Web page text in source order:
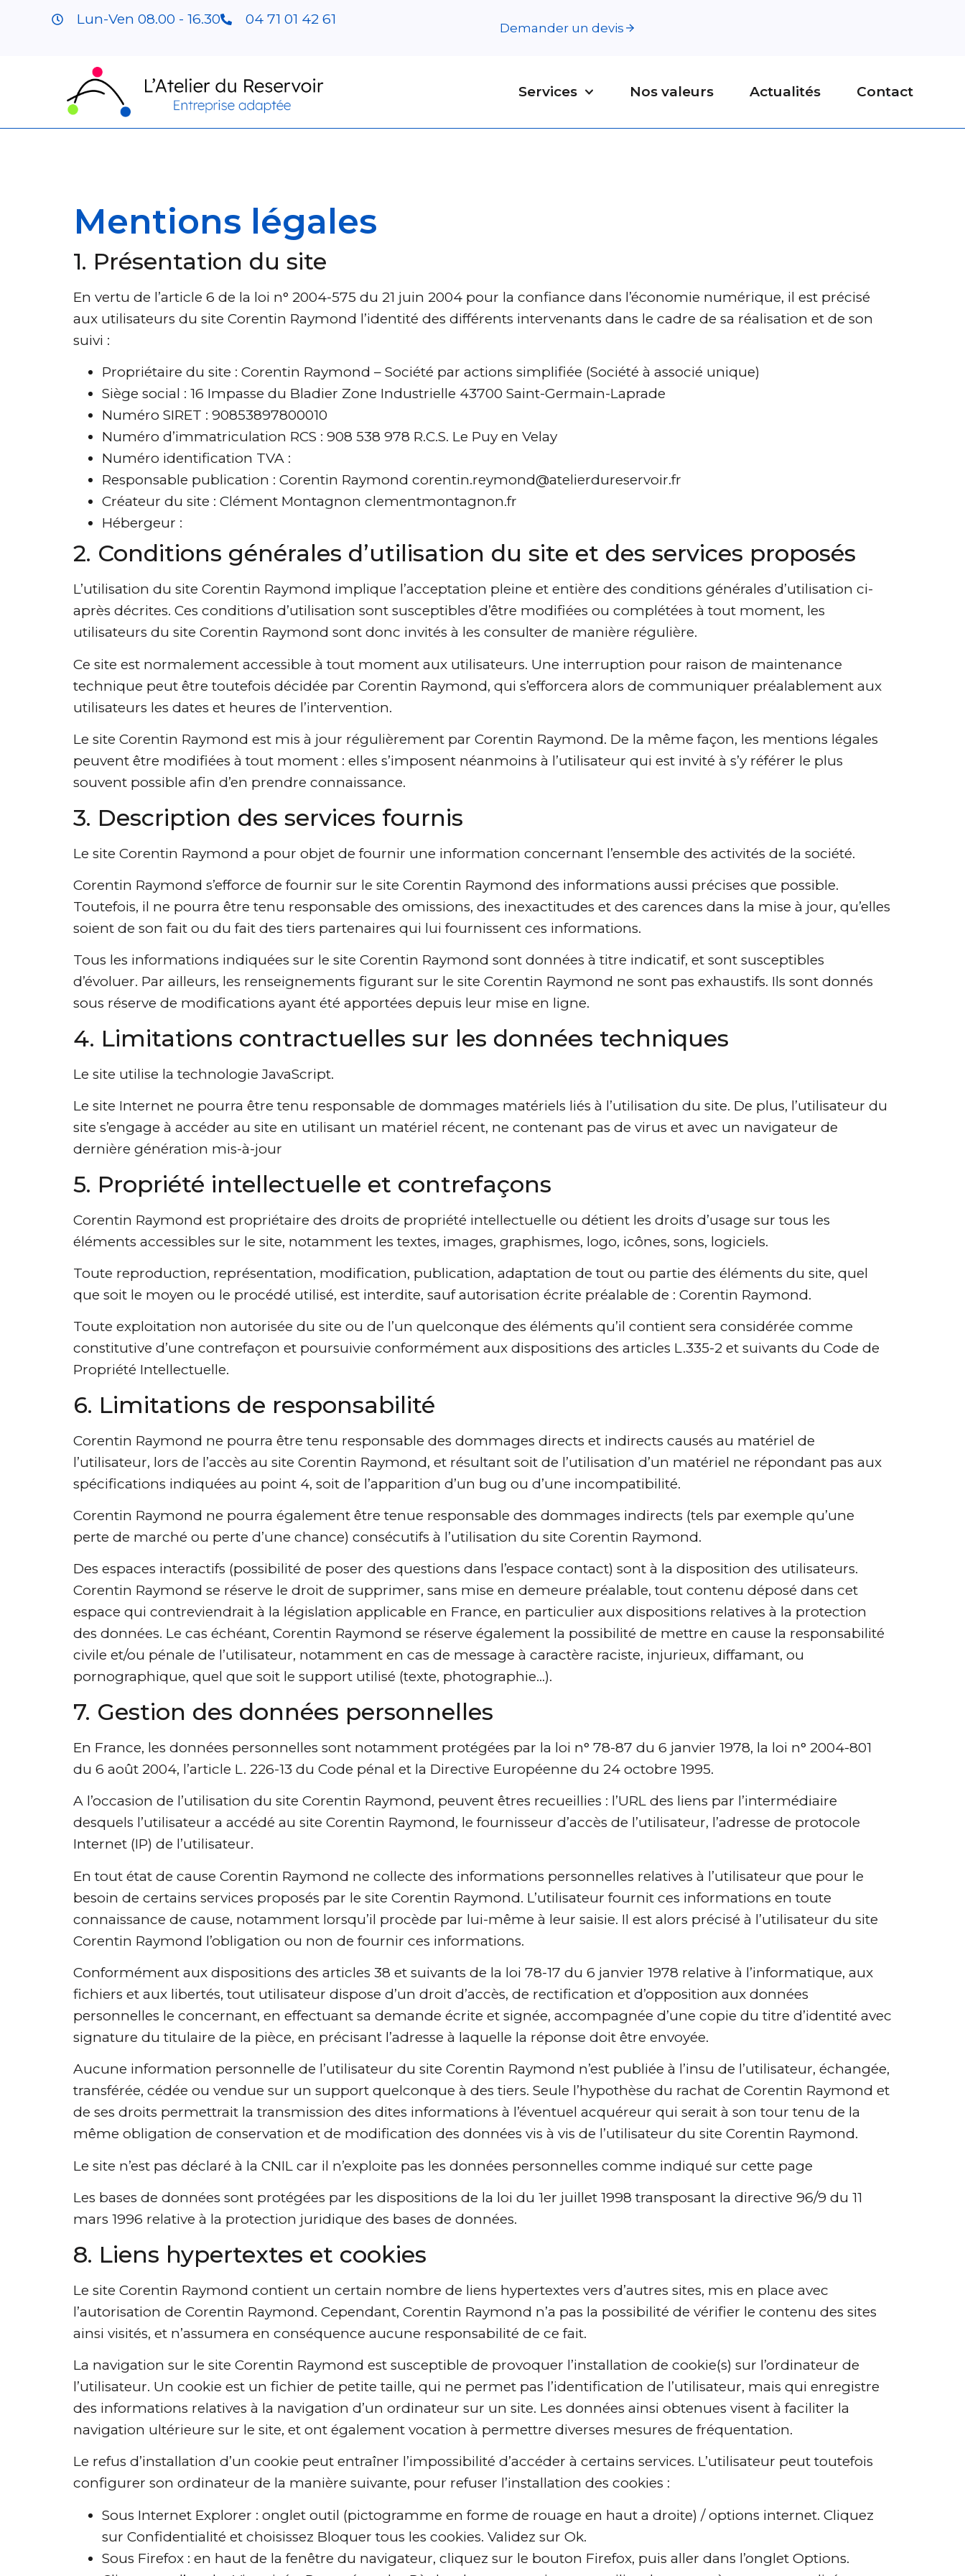
Lun-Ven 08.00 - 16.30 04 71 01 42 61
Demander un devis
Services Nos valeurs Actualités Contact
Mentions légales
1. Présentation du site
En vertu de l’article 6 de la loi n° 2004-575 du 21 juin 2004 pour la confiance dans l’économie numérique, il est précisé
aux utilisateurs du site Corentin Raymond l’identité des différents intervenants dans le cadre de sa réalisation et de son
suivi :
Propriétaire du site : Corentin Raymond – Société par actions simplifiée (Société à associé unique)
Siège social : 16 Impasse du Bladier Zone Industrielle 43700 Saint-Germain-Laprade
Numéro SIRET : 90853897800010
Numéro d’immatriculation RCS : 908 538 978 R.C.S. Le Puy en Velay
Numéro identification TVA :
Responsable publication : Corentin Raymond corentin.reymond@atelierdureservoir.fr
Créateur du site : Clément Montagnon clementmontagnon.fr
Hébergeur :
2. Conditions générales d’utilisation du site et des services proposés
L’utilisation du site Corentin Raymond implique l’acceptation pleine et entière des conditions générales d’utilisation ci-
après décrites. Ces conditions d’utilisation sont susceptibles d’être modifiées ou complétées à tout moment, les
utilisateurs du site Corentin Raymond sont donc invités à les consulter de manière régulière.
Ce site est normalement accessible à tout moment aux utilisateurs. Une interruption pour raison de maintenance
technique peut être toutefois décidée par Corentin Raymond, qui s’efforcera alors de communiquer préalablement aux
utilisateurs les dates et heures de l’intervention.
Le site Corentin Raymond est mis à jour régulièrement par Corentin Raymond. De la même façon, les mentions légales
peuvent être modifiées à tout moment : elles s’imposent néanmoins à l’utilisateur qui est invité à s’y référer le plus
souvent possible afin d’en prendre connaissance.
3. Description des services fournis
Le site Corentin Raymond a pour objet de fournir une information concernant l’ensemble des activités de la société.
Corentin Raymond s’efforce de fournir sur le site Corentin Raymond des informations aussi précises que possible.
Toutefois, il ne pourra être tenu responsable des omissions, des inexactitudes et des carences dans la mise à jour, qu’elles
soient de son fait ou du fait des tiers partenaires qui lui fournissent ces informations.
Tous les informations indiquées sur le site Corentin Raymond sont données à titre indicatif, et sont susceptibles
d’évoluer. Par ailleurs, les renseignements figurant sur le site Corentin Raymond ne sont pas exhaustifs. Ils sont donnés
sous réserve de modifications ayant été apportées depuis leur mise en ligne.
4. Limitations contractuelles sur les données techniques
Le site utilise la technologie JavaScript.
Le site Internet ne pourra être tenu responsable de dommages matériels liés à l’utilisation du site. De plus, l’utilisateur du
site s’engage à accéder au site en utilisant un matériel récent, ne contenant pas de virus et avec un navigateur de
dernière génération mis-à-jour
5. Propriété intellectuelle et contrefaçons
Corentin Raymond est propriétaire des droits de propriété intellectuelle ou détient les droits d’usage sur tous les
éléments accessibles sur le site, notamment les textes, images, graphismes, logo, icônes, sons, logiciels.
Toute reproduction, représentation, modification, publication, adaptation de tout ou partie des éléments du site, quel
que soit le moyen ou le procédé utilisé, est interdite, sauf autorisation écrite préalable de : Corentin Raymond.
Toute exploitation non autorisée du site ou de l’un quelconque des éléments qu’il contient sera considérée comme
constitutive d’une contrefaçon et poursuivie conformément aux dispositions des articles L.335-2 et suivants du Code de
Propriété Intellectuelle.
6. Limitations de responsabilité
Corentin Raymond ne pourra être tenu responsable des dommages directs et indirects causés au matériel de
l’utilisateur, lors de l’accès au site Corentin Raymond, et résultant soit de l’utilisation d’un matériel ne répondant pas aux
spécifications indiquées au point 4, soit de l’apparition d’un bug ou d’une incompatibilité.
Corentin Raymond ne pourra également être tenue responsable des dommages indirects (tels par exemple qu’une
perte de marché ou perte d’une chance) consécutifs à l’utilisation du site Corentin Raymond.
Des espaces interactifs (possibilité de poser des questions dans l’espace contact) sont à la disposition des utilisateurs.
Corentin Raymond se réserve le droit de supprimer, sans mise en demeure préalable, tout contenu déposé dans cet
espace qui contreviendrait à la législation applicable en France, en particulier aux dispositions relatives à la protection
des données. Le cas échéant, Corentin Raymond se réserve également la possibilité de mettre en cause la responsabilité
civile et/ou pénale de l’utilisateur, notamment en cas de message à caractère raciste, injurieux, diffamant, ou
pornographique, quel que soit le support utilisé (texte, photographie…).
7. Gestion des données personnelles
En France, les données personnelles sont notamment protégées par la loi n° 78-87 du 6 janvier 1978, la loi n° 2004-801
du 6 août 2004, l’article L. 226-13 du Code pénal et la Directive Européenne du 24 octobre 1995.
A l’occasion de l’utilisation du site Corentin Raymond, peuvent êtres recueillies : l’URL des liens par l’intermédiaire
desquels l’utilisateur a accédé au site Corentin Raymond, le fournisseur d’accès de l’utilisateur, l’adresse de protocole
Internet (IP) de l’utilisateur.
En tout état de cause Corentin Raymond ne collecte des informations personnelles relatives à l’utilisateur que pour le
besoin de certains services proposés par le site Corentin Raymond. L’utilisateur fournit ces informations en toute
connaissance de cause, notamment lorsqu’il procède par lui-même à leur saisie. Il est alors précisé à l’utilisateur du site
Corentin Raymond l’obligation ou non de fournir ces informations.
Conformément aux dispositions des articles 38 et suivants de la loi 78-17 du 6 janvier 1978 relative à l’informatique, aux
fichiers et aux libertés, tout utilisateur dispose d’un droit d’accès, de rectification et d’opposition aux données
personnelles le concernant, en effectuant sa demande écrite et signée, accompagnée d’une copie du titre d’identité avec
signature du titulaire de la pièce, en précisant l’adresse à laquelle la réponse doit être envoyée.
Aucune information personnelle de l’utilisateur du site Corentin Raymond n’est publiée à l’insu de l’utilisateur, échangée,
transférée, cédée ou vendue sur un support quelconque à des tiers. Seule l’hypothèse du rachat de Corentin Raymond et
de ses droits permettrait la transmission des dites informations à l’éventuel acquéreur qui serait à son tour tenu de la
même obligation de conservation et de modification des données vis à vis de l’utilisateur du site Corentin Raymond.
Le site n’est pas déclaré à la CNIL car il n’exploite pas les données personnelles comme indiqué sur cette page
Les bases de données sont protégées par les dispositions de la loi du 1er juillet 1998 transposant la directive 96/9 du 11
mars 1996 relative à la protection juridique des bases de données.
8. Liens hypertextes et cookies
Le site Corentin Raymond contient un certain nombre de liens hypertextes vers d’autres sites, mis en place avec
l’autorisation de Corentin Raymond. Cependant, Corentin Raymond n’a pas la possibilité de vérifier le contenu des sites
ainsi visités, et n’assumera en conséquence aucune responsabilité de ce fait.
La navigation sur le site Corentin Raymond est susceptible de provoquer l’installation de cookie(s) sur l’ordinateur de
l’utilisateur. Un cookie est un fichier de petite taille, qui ne permet pas l’identification de l’utilisateur, mais qui enregistre
des informations relatives à la navigation d’un ordinateur sur un site. Les données ainsi obtenues visent à faciliter la
navigation ultérieure sur le site, et ont également vocation à permettre diverses mesures de fréquentation.
Le refus d’installation d’un cookie peut entraîner l’impossibilité d’accéder à certains services. L’utilisateur peut toutefois
configurer son ordinateur de la manière suivante, pour refuser l’installation des cookies :
Sous Internet Explorer : onglet outil (pictogramme en forme de rouage en haut a droite) / options internet. Cliquez
sur Confidentialité et choisissez Bloquer tous les cookies. Validez sur Ok.
Sous Firefox : en haut de la fenêtre du navigateur, cliquez sur le bouton Firefox, puis aller dans l’onglet Options.